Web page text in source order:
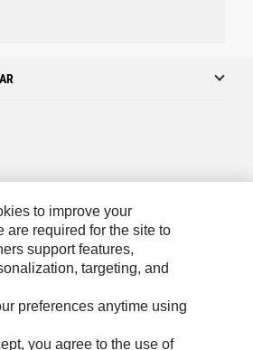
to improve your
are required for the site to
support features,
targeting, and
preferences anytime using
you agree to the use of